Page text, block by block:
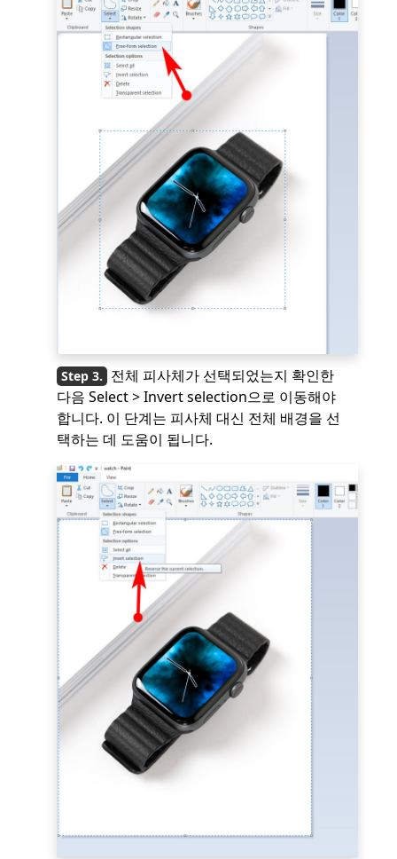
전체 피사체가 선택되었는지 확인한
다음 Select > Invert selection으로 이동해야
합니다. 이 단계는 피사체 대신 전체 배경을 선
택하는 데 도움이 됩니다.